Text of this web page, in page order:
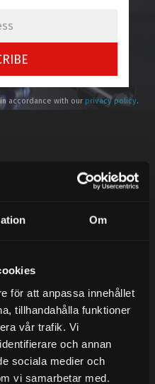
Om
för att anpassa innehållet
tillhandahålla funktioner
vår trafik. Vi
och annan
sociala medier och
vi samarbetar med.
accordance with our privacy policy.